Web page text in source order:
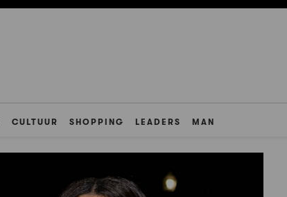
CULTUUR SHOPPING LEADERS MAN